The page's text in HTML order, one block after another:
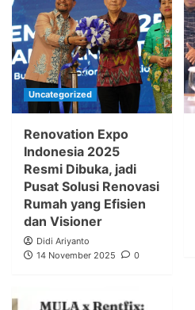
Uncategorized
Renovation Expo
Indonesia 2025
Resmi Dibuka, jadi
Pusat Solusi Renovasi
Rumah yang Efisien
dan Visioner
Didi Ariyanto
14 November 2025
0